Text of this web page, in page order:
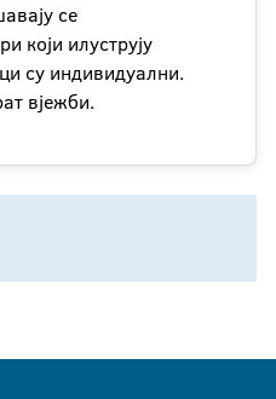
се
који илуструју
су индивидуални.
вјежби.